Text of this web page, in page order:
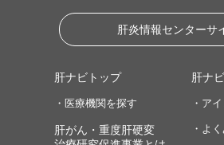
肝炎情報センターサ
肝ナビトップ
・医療機関を探す
肝がん・重度肝硬変
肝ナ
・ア
・よ